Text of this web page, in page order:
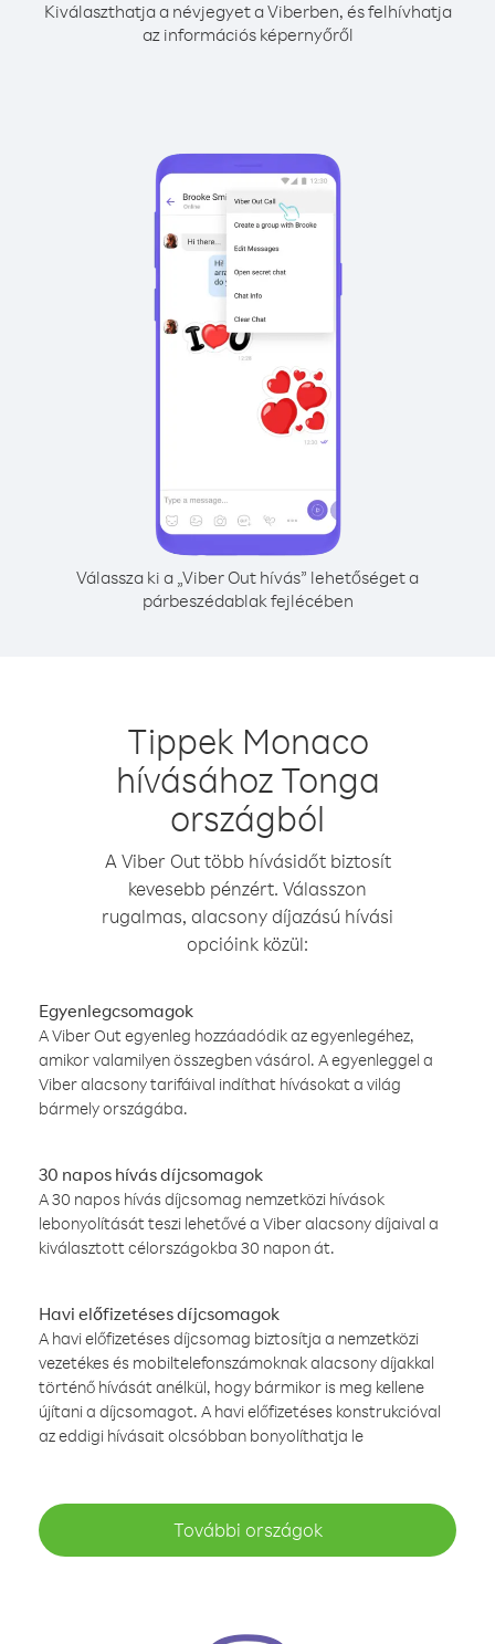
Kiválaszthatja a névjegyet a Viberben, és felhívhatja
az információs képernyőről
Válassza ki a „Viber Out hívás” lehetőséget a
párbeszédablak fejlécében
Tippek Monaco
hívásához Tonga
országból
A Viber Out több hívásidőt biztosít
kevesebb pénzért. Válasszon
rugalmas, alacsony díjazású hívási
opcióink közül:
Egyenlegcsomagok
A Viber Out egyenleg hozzáadódik az egyenlegéhez,
amikor valamilyen összegben vásárol. A egyenleggel a
Viber alacsony tarifáival indíthat hívásokat a világ
bármely országába.
30 napos hívás díjcsomagok
A 30 napos hívás díjcsomag nemzetközi hívások
lebonyolítását teszi lehetővé a Viber alacsony díjaival a
kiválasztott célországokba 30 napon át.
Havi előfizetéses díjcsomagok
A havi előfizetéses díjcsomag biztosítja a nemzetközi
vezetékes és mobiltelefonszámoknak alacsony díjakkal
történő hívását anélkül, hogy bármikor is meg kellene
újítani a díjcsomagot. A havi előfizetéses konstrukcióval
az eddigi hívásait olcsóbban bonyolíthatja le
További országok